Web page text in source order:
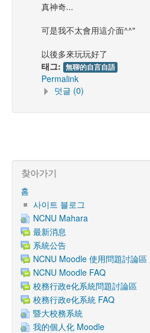
真神奇...
可是我不太會用這介面^^"
以後多來玩玩好了
태그: 無聊的自言自語
Permalink
덧글 (0)
찾아가기
홈
사이트 블로그
NCNU Mahara
最新消息
系統公告
NCNU Moodle 使用問題討論區
NCNU Moodle FAQ
校務行政e化系統問題討論區
校務行政e化系統 FAQ
暨大校務系統
我的個人化 Moodle